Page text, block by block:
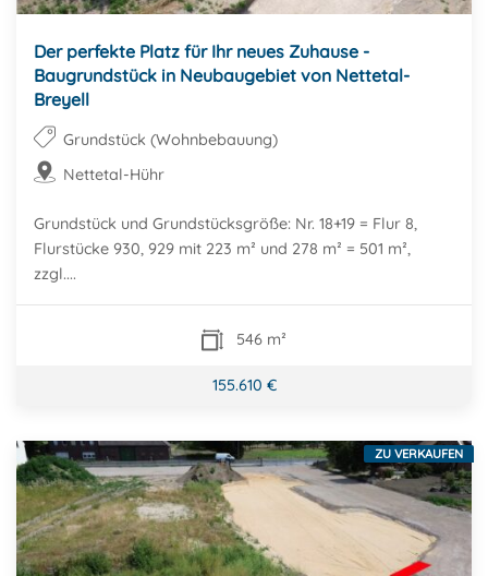
Der perfekte Platz für Ihr neues Zuhause -
Baugrundstück in Neubaugebiet von Nettetal-
Breyell
Grundstück (Wohnbebauung)
Nettetal-Hühr
Grundstück und Grundstücksgröße: Nr. 18+19 = Flur 8,
Flurstücke 930, 929 mit 223 m² und 278 m² = 501 m²,
zzgl....
546 m²
155.610 €
ZU VERKAUFEN